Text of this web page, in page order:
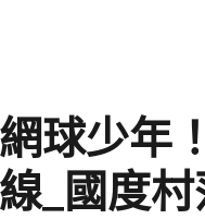
球少年
_國度